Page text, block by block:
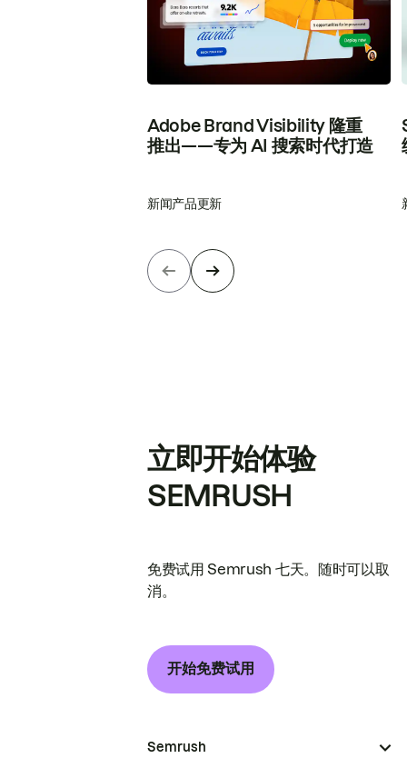
Adobe Brand Visibility 隆重
推出——专为 AI 搜索时代打造
新闻产品更新
立即开始体验
SEMRUSH
免费试用 Semrush 七天。随时可以取
消。
开始免费试用
Semrush